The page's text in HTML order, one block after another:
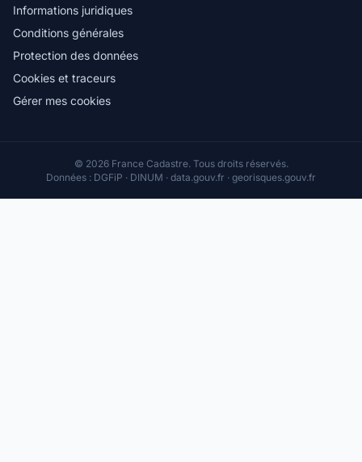
Informations juridiques
Conditions générales
Protection des données
Cookies et traceurs
Gérer mes cookies
© 2026 France Cadastre. Tous droits réservés.
Données : DGFiP · DINUM · data.gouv.fr · georisques.gouv.fr